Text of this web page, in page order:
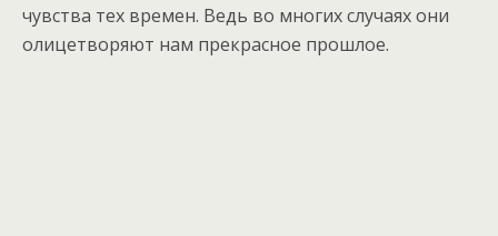
чувства тех времен. Ведь во многих случаях они
олицетворяют нам прекрасное прошлое.